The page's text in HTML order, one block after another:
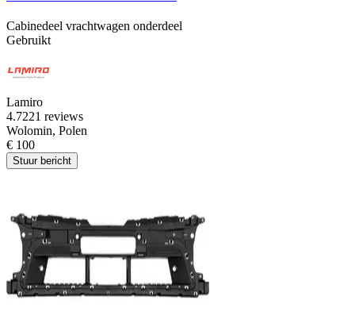
Cabinedeel vrachtwagen onderdeel
Gebruikt
Lamiro
4.7221 reviews
Wolomin, Polen
€ 100
Stuur bericht